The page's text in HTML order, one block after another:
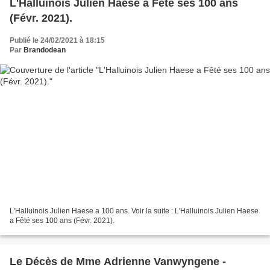
L'Halluinois Julien Haese a Fêté ses 100 ans
(Févr. 2021).
Publié le 24/02/2021 à 18:15
Par Brandodean
L'Halluinois Julien Haese a 100 ans. Voir la suite : L'Halluinois Julien Haese
a Fêté ses 100 ans (Févr. 2021).
Le Décès de Mme Adrienne Vanwyngene -